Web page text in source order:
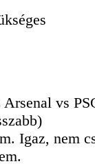
vs
Igaz, nem